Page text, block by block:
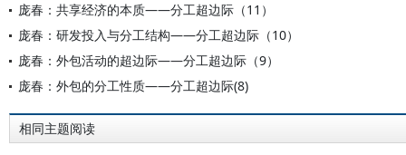
庞春：共享经济的本质——分工超边际（11）
庞春：研发投入与分工结构——分工超边际（10）
庞春：外包活动的超边际——分工超边际（9）
庞春：外包的分工性质——分工超边际(8)
相同主题阅读